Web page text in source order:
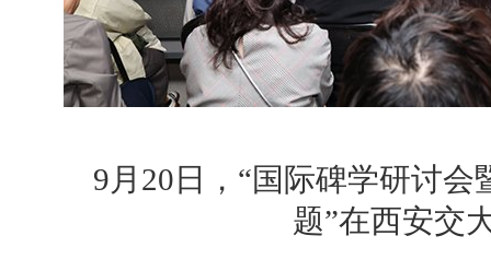
9月20日，“国际碑学研讨
题”在西安交